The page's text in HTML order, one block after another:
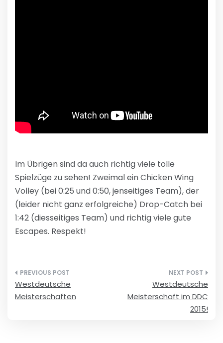
Im Übrigen sind da auch richtig viele tolle
Spielzüge zu sehen! Zweimal ein Chicken Wing
Volley (bei 0:25 und 0:50, jenseitiges Team), der
(leider nicht ganz erfolgreiche) Drop-Catch bei
1:42 (diesseitiges Team) und richtig viele gute
Escapes. Respekt!
Beitragsnavigation
Westdeutsche
Meisterschaften
Westdeutsche
Meisterschaft im DDC
2015!